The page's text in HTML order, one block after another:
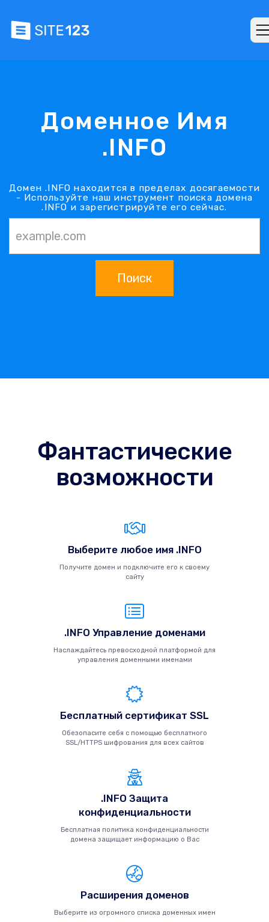
Доменное Имя
.INFO
Домен .INFO находится в пределах досягаемости
- Используйте наш инструмент поиска домена
.INFO и зарегистрируйте его сейчас.
Поиск
Фантастические
возможности
Выберите любое имя .INFO
Получите домен и подключите его к своему
сайту
.INFO Управление доменами
Наслаждайтесь превосходной платформой для
управления доменными именами
Бесплатный сертификат SSL
Обезопасите себя с помощью бесплатного
SSL/HTTPS шифрования для всех сайтов
.INFO Защита
конфиденциальности
Бесплатная политика конфиденциальности
домена защищает информацию о Вас
Расширения доменов
Выберите из огромного списка доменных имен